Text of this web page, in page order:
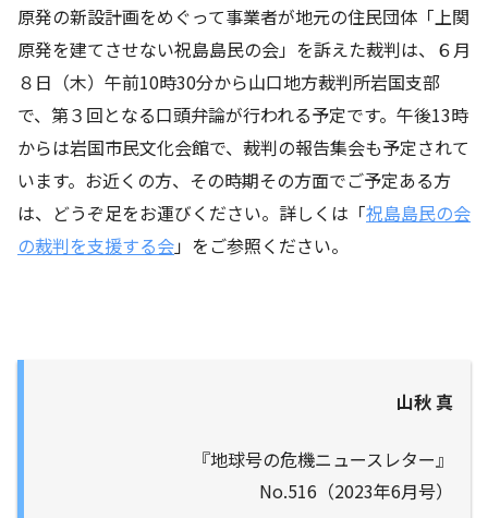
原発の新設計画をめぐって事業者が地元の住民団体「上関
原発を建てさせない祝島島民の会」を訴えた裁判は、６月
８日（木）午前10時30分から山口地方裁判所岩国支部
で、第３回となる口頭弁論が行われる予定です。午後13時
からは岩国市民文化会館で、裁判の報告集会も予定されて
います。お近くの方、その時期その方面でご予定ある方
は、どうぞ足をお運びください。詳しくは「祝島島民の会
の裁判を支援する会」をご参照ください。
山秋 真
『地球号の危機ニュースレター』
No.516（2023年6月号）